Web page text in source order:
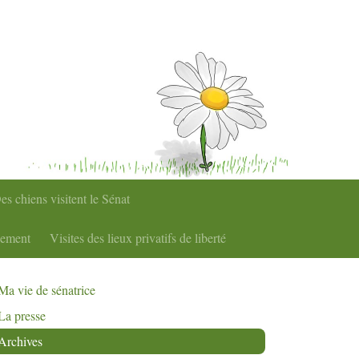
chiens visitent le Sénat
Visites des lieux privatifs de liberté
vie de sénatrice
presse